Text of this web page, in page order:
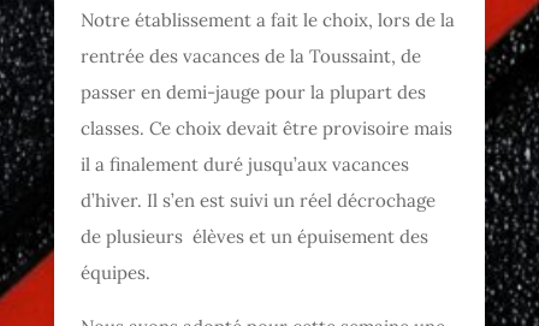
Notre établissement a fait le choix, lors de la
rentrée des vacances de la Toussaint, de
passer en demi-jauge pour la plupart des
classes. Ce choix devait être provisoire mais
il a finalement duré jusqu’aux vacances
d’hiver. Il s’en est suivi un réel décrochage
de plusieurs élèves et un épuisement des
équipes.